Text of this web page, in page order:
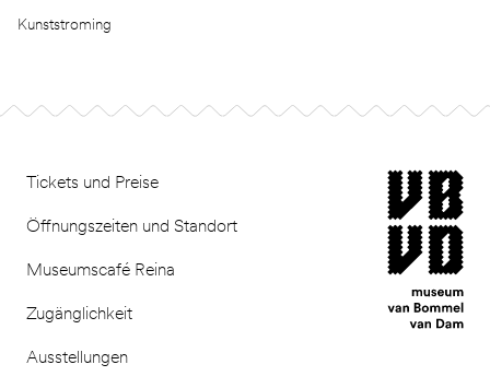
Kunststroming
Tickets und Preise
Öffnungszeiten und Standort
Museumscafé Reina
Zugänglichkeit
Ausstellungen
museum van